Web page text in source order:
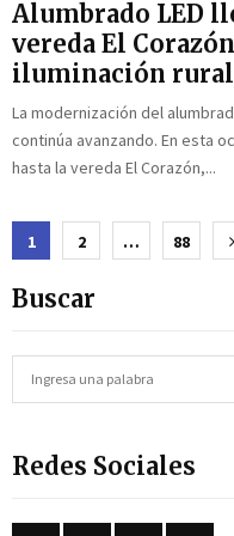
Alumbrado LED
vereda El
iluminación rural
La modernización del
continúa avanzando. En esta
hasta la vereda El Corazón,...
Paginación
de
1 2 … 88
Buscar
c
f
Redes Sociales